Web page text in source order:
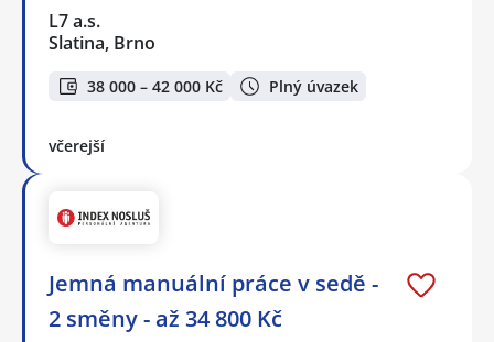
L7 a.s.
Slatina, Brno
38 000 – 42 000 Kč Plný úvazek
včerejší
Jemná manuální práce v sedě -
2 směny - až 34 800 Kč